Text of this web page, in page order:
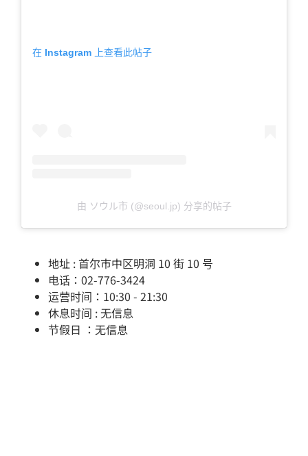
在 Instagram 上查看此帖子
由 ソウル市 (@seoul.jp) 分享的帖子
地址 : 首尔市中区明洞 10 街 10 号
电话：02-776-3424
运营时间：10:30 - 21:30
休息时间 : 无信息
节假日 ：无信息